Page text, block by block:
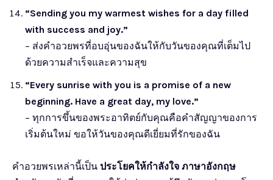
“Sending you my warmest wishes for a day filled
with success and joy.”
– ส่งคำอวยพรที่อบอุ่นของฉันให้กับวันของคุณที่เต็มไป
ด้วยความสำเร็จและความสุข
“Every sunrise with you is a promise of a new
beginning. Have a great day, my love.”
– ทุกการขึ้นของพระอาทิตย์กับคุณคือคำสัญญาของการ
เริ่มต้นใหม่ ขอให้วันของคุณดีเยี่ยมที่รักของฉัน
คำอวยพรเหล่านี้เป็น ประโยคให้กำลังใจ ภาษาอังกฤษ